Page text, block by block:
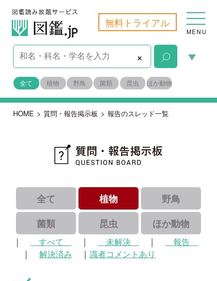
無料トライアル
MENU
×
全て 植物 野鳥 菌類 昆虫 ほか動物
植物 野鳥
菌類 昆虫 ほか動物
すべて 未解決｜ 報告
｜解決済み｜識者コメントあり
植物の報告スレッド